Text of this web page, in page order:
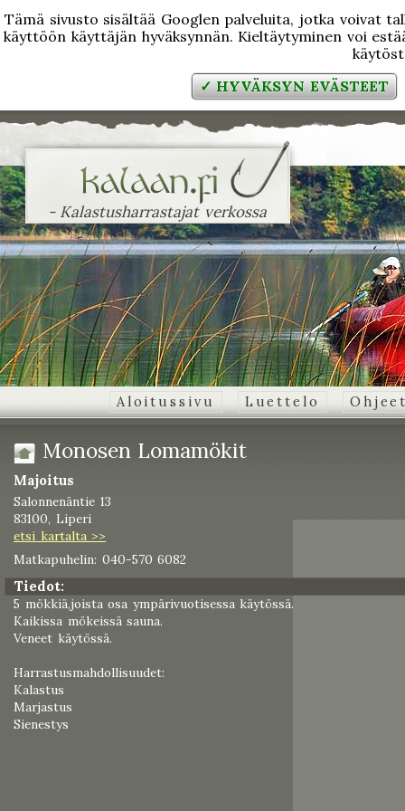
Tämä sivusto sisältää Googlen palveluita, jotka voivat
käyttöön käyttäjän hyväksynnän. Kieltäytyminen voi
✓ HYVÄKSYN EVÄSTEET
- Kalastusharrastajat verkossa
Aloitussivu Luettelo
Monosen Lomamökit
Majoitus
Salonnenäntie 13
83100, Liperi
etsi kartalta >>
Matkapuhelin: 040-570 6082
Tiedot:
5 mökkiä,joista osa ympärivuotisessa käytössä.
Kaikissa mökeissä sauna.
Veneet käytössä.
Harrastusmahdollisuudet:
Kalastus
Marjastus
Sienestys